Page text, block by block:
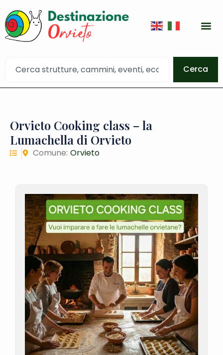
Cerca
Orvieto Cooking class – la
Lumachella di Orvieto
Comune: Orvieto